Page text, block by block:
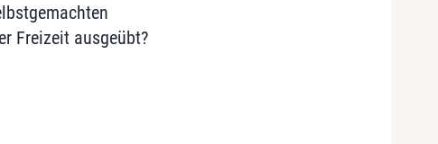
Freizeit ausgeübt?